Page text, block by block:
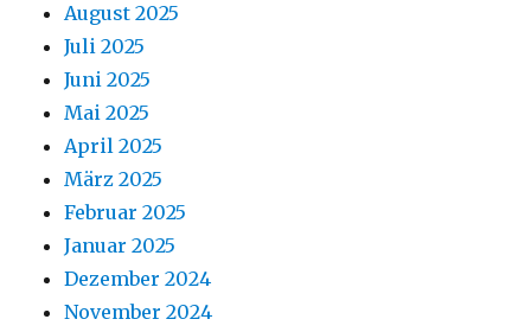
August 2025
Juli 2025
Juni 2025
Mai 2025
April 2025
März 2025
Februar 2025
Januar 2025
Dezember 2024
November 2024